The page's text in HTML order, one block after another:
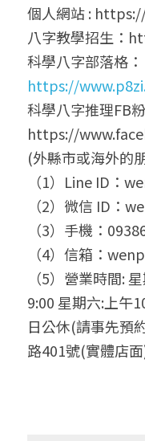
個人網站 :
八字教學招生：
科學八字部落格：
https://
科學八字推理FB
https://
(外縣市或海外的
（1）Line ID：
（2）微信 ID：
（3）手機：
（4）信箱：
（5）營業時間:
9:00 星期六:上午
日公休(請事先預
路401號(實體店